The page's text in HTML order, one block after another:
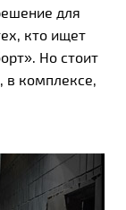
для
кто ищет
Но стоит
в комплексе,